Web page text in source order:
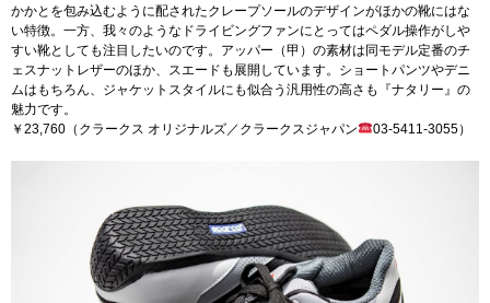
かかとを包み込むように配されたクレープソールのデザインがほかの靴にはな
い特徴。一方、我々のようなドライビングファンにとってはペダル操作がしや
すい靴としても注目したいのです。アッパー（甲）の素材は同モデル定番のチ
ェスナットレザーのほか、スエードも展開しています。ショートパンツやデニ
ムはもちろん、ジャケットスタイルにも似合う汎用性の高さも『ナタリー』の
魅力です。
￥23,760（クラークス オリジナルズ／クラークスジャパン
03-5411-3055）